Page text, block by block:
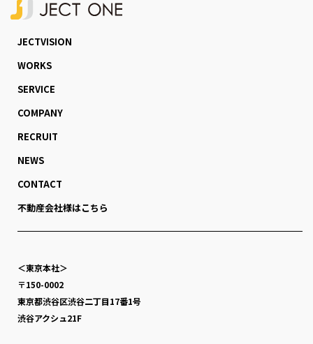
JECTVISION
WORKS
SERVICE
COMPANY
RECRUIT
NEWS
CONTACT
不動産会社様はこちら
＜東京本社＞
〒150-0002
東京都渋谷区渋谷二丁目17番1号
渋谷アクシュ21F